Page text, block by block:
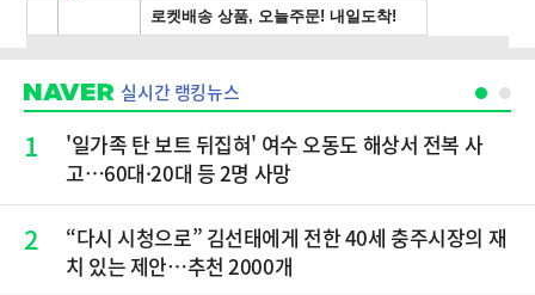
실시간 랭킹뉴스
1
'일가족 탄 보트 뒤집혀' 여수 오동도 해상서 전복 사
고…60대·20대 등 2명 사망
2
“다시 시청으로” 김선태에게 전한 40세 충주시장의 재
치 있는 제안…추천 2000개